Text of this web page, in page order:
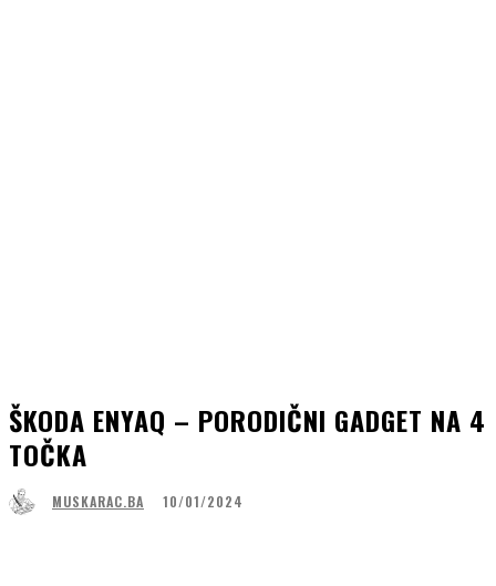
ŠKODA ENYAQ – PORODIČNI GADGET NA 4
TOČKA
MUSKARAC.BA 10/01/2024